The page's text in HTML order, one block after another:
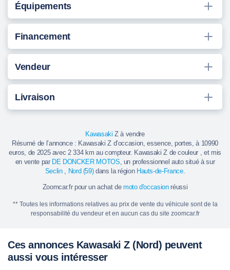
Équipements
Financement
Vendeur
Livraison
Kawasaki Z à vendre
Résumé de l’annonce : Kawasaki Z d’occasion, essence, portes, à 10990
euros, de 2025 avec 2 334 km au compteur. Kawasaki Z de couleur , et mis
en vente par DE DONCKER MOTOS, un professionnel auto situé à sur
Seclin, Nord (59)dans la région Hauts-de-France.
Zoomcar.fr pour un achat de moto d'occasionréussi
** Toutes les informations relatives au prix de vente du véhicule sont de la
responsabilité du vendeur et en aucun cas du site zoomcar.fr
Ces annonces Kawasaki Z (Nord) peuvent
aussi vous intéresser